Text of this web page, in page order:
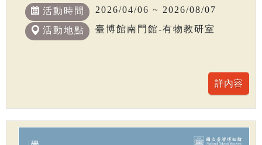
活動時間 2026/04/06 ~ 2026/08/07
活動地點 臺博館南門館-有物教研室